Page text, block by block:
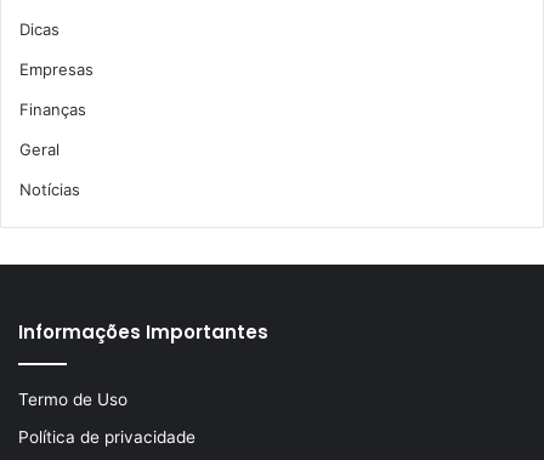
Dicas
Empresas
Finanças
Geral
Notícias
Informações Importantes
Termo de Uso
Política de privacidade